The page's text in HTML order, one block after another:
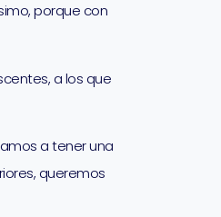
porque con
a los que
a tener una
queremos